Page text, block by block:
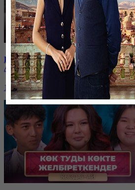
Балам мектептегі буллингтен кейін
Ай»
19 декабря, 17:00